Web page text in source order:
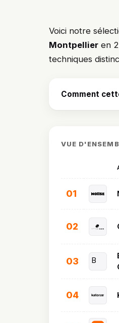
Voici notre
Montpellier en
techniques
Comment
VUE
01
02
03 B
04